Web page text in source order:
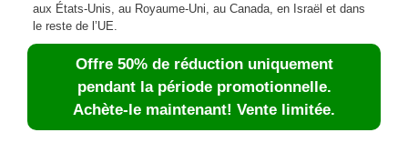
aux États-Unis, au Royaume-Uni, au Canada, en Israël et dans
le reste de l’UE.
Offre 50% de réduction uniquement
pendant la période promotionnelle.
Achète-le maintenant! Vente limitée.